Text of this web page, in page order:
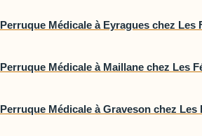
Perruque Médicale à Eyragues chez Les
Perruque Médicale à Maillane chez Les
Perruque Médicale à Graveson chez Les